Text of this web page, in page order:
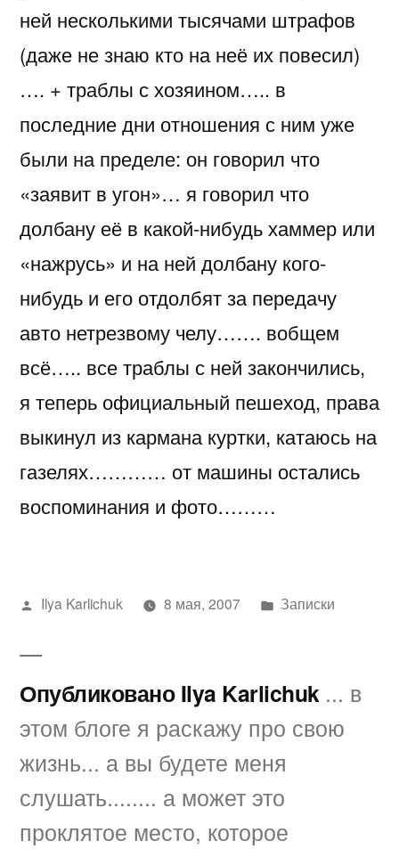
ней несколькими тысячами штрафов
(даже не знаю кто на неё их повесил)
…. + траблы с хозяином….. в
последние дни отношения с ним уже
были на пределе: он говорил что
«заявит в угон»… я говорил что
долбану её в какой-нибудь хаммер или
«нажрусь» и на ней долбану кого-
нибудь и его отдолбят за передачу
авто нетрезвому челу……. вобщем
всё….. все траблы с ней закончились,
я теперь официальный пешеход, права
выкинул из кармана куртки, катаюсь на
газелях………… от машины остались
воспоминания и фото………
Написано
Ilya Karlichuk 8 мая, 2007
Написано
Записки
Опубликовано Ilya Karlichuk ... в
этом блоге я раскажу про свою
жизнь... а вы будете меня
слушать........ а может это
проклятое место, которое